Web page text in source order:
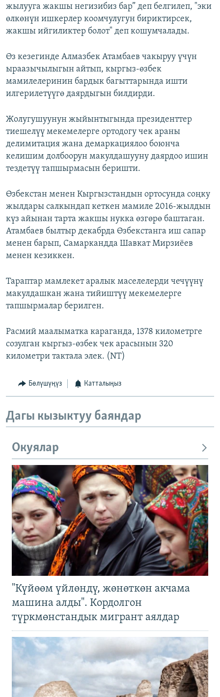
жылууга жакшы негизибиз бар” деп белгилеп, "эки
өлкөнүн ишкерлер коомчулугун бириктирсек,
жакшы ийгиликтер болот" деп кошумчалады.
Өз кезегинде Алмазбек Атамбаев чакыруу үчүн
ыраазычылыгын айтып, кыргыз-өзбек
мамилелеринин бардык багыттарында ишти
илгерилетүүгө даярдыгын билдирди.
Жолугушуунун жыйынтыгында президенттер
тиешелүү мекемелерге ортодогу чек араны
делимитация жана демаркациялоо боюнча
келишим долбоорун макулдашууну даярдоо ишин
тездетүү тапшырмасын беришти.
Өзбекстан менен Кыргызстандын ортосунда соңку
жылдары салкындап кеткен мамиле 2016-жылдын
күз айынан тарта жакшы нукка өзгөрө баштаган.
Атамбаев былтыр декабрда Өзбекстанга иш сапар
менен барып, Самаркандда Шавкат Мирзиёев
менен кезиккен.
Тараптар мамлекет аралык маселелерди чечүүнү
макулдашкан жана тийиштүү мекемелерге
тапшырмалар берилген.
Расмий маалыматка караганда, 1378 километрге
созулган кыргыз-өзбек чек арасынын 320
километри тактала элек. (NT)
Бөлүшүңүз Катталыңыз
Дагы кызыктуу баяндар
Окуялар
"Күйөөм үйлөндү, жөнөткөн акчама
машина алды". Кордолгон
түркмөнстандык мигрант аялдар